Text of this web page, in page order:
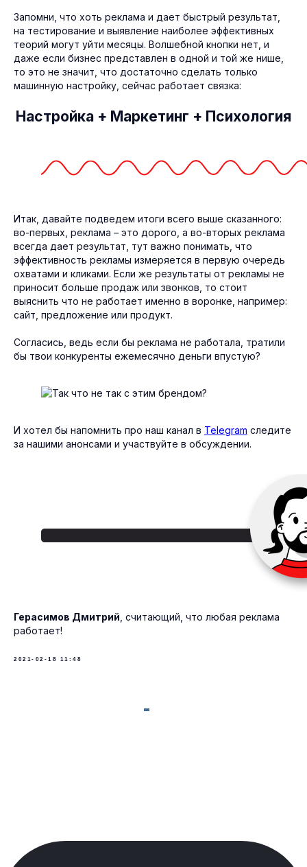
Запомни, что хоть реклама и дает быстрый результат,
на тестирование и выявление наиболее эффективных
теорий могут уйти месяцы. Волшебной кнопки нет, и
даже если бизнес представлен в одной и той же нише,
то это не значит, что достаточно сделать только
машинную настройку, сейчас работает связка:
Настройка + Маркетинг + Психология
Итак, давайте подведем итоги всего выше сказанного:
во-первых, реклама – это дорого, а во-вторых реклама
всегда дает результат, тут важно понимать, что
эффективность рекламы измеряется в первую очередь
охватами и кликами. Если же результаты от рекламы не
приносит больше продаж или звонков, то стоит
выяснить что не работает именно в воронке, например:
сайт, предложение или продукт.
Согласись, ведь если бы реклама не работала, тратили
бы твои конкуренты ежемесячно деньги впустую?
И хотел бы напомнить про наш канал в Telegram следите
за нашими анонсами и участвуйте в обсуждении.
Герасимов Дмитрий , считающий, что любая реклама
работает!
2021-02-18 11:48
Услуги
Разработка сайтов
Контент
Упаковка брендов
компания
Блог
Партнёрам
+ 7 (930) 074-47-11
Тула, Красноармейский пр-т 7, офис 509
info@rocketpony.ru
2020-2026 © команда Рокет Пони